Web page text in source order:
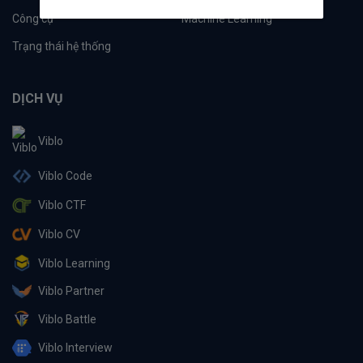
Công cụ Machine Learning
Trạng thái hệ thống
DỊCH VỤ
Viblo
Viblo Code
Viblo CTF
Viblo CV
Viblo Learning
Viblo Partner
Viblo Battle
Viblo Interview